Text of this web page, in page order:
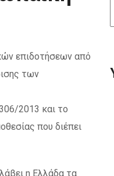
επιδοτήσεων από
των
2013 και το
που διέπει
η Ελλάδα τα